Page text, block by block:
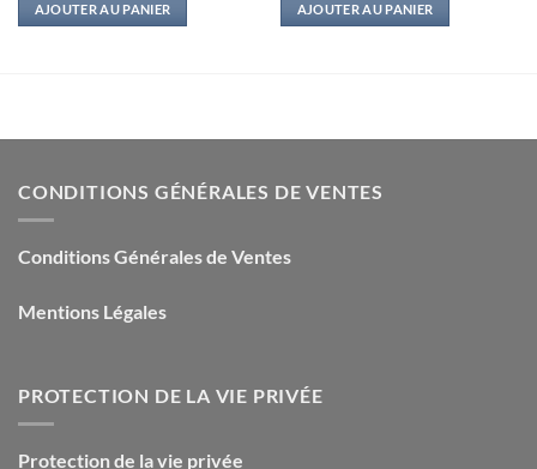
AJOUTER AU PANIER AJOUTER AU PANIER
CONDITIONS GÉNÉRALES DE VENTES
Conditions Générales de Ventes
Mentions Légales
PROTECTION DE LA VIE PRIVÉE
Protection de la vie privée